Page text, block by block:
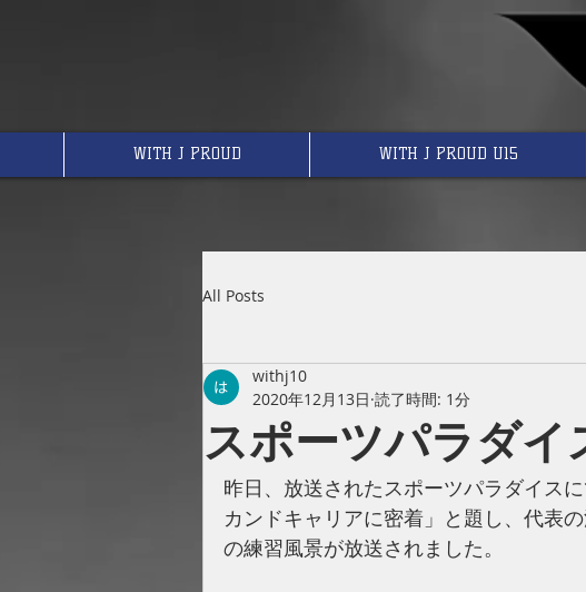
WITH J PROUD WITH J PROUD U15
All Posts
スポーツパラダイ
withj10
2020年12月13日 読了時間: 1分
昨日、放送されたスポーツパラダイス
カンドキャリアに密着」と題し、代表
の練習風景が放送されました。